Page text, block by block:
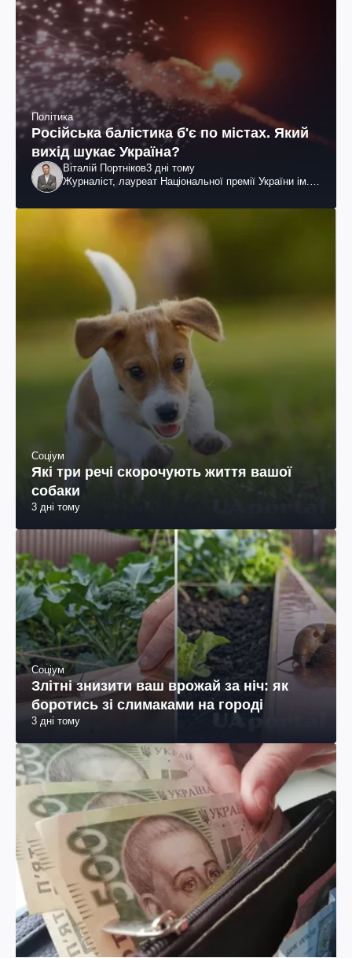
Політика
Російська балістика б'є по містах. Який
вихід шукає Україна?
Віталій Портніков3 дні тому
Журналіст, лауреат Національної премії України ім.
Соціум
Які три речі скорочують життя вашої
собаки
3 дні тому
Соціум
Злітні знизити ваш врожай за ніч: як
боротись зі слимаками на городі
3 дні тому